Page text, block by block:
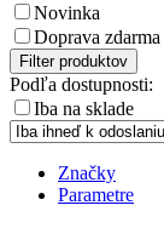
Novinka
Doprava zdarma
Filter produktov
Podľa dostupnosti:
Iba na sklade
Značky
Parametre